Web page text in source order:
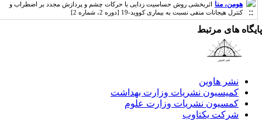
هومن، منا اثربخشی روش حساسیت زدایی با حرکات چشم و پردازش مجدد بر اضطراب و
کنترل هیجانات منفی نسبت به بیماری کووید-19 [دوره 2، شماره 2]
های مرتبط
نشر هاوین
کمیسیون نشریات وزارت بهداشت
کمسیون نشریات وزارت علوم
شرکت یکتاوب